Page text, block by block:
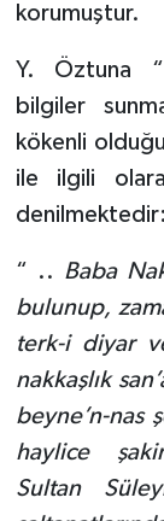
korumuştur.
Y. Öztuna
bilgiler
kökenli
ile ilgili
denilmektedir:
“ .. Baba
bulunup,
terk-i diyar
nakkaşlık
beyne’n-nas
haylice
Sultan